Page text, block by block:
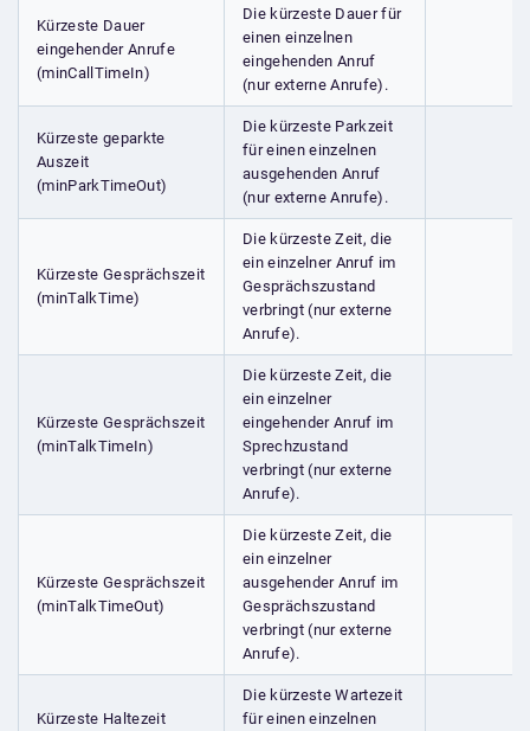
Kürzeste Dauer
eingehender Anrufe
(minCallTimeIn)
Die kürzeste Dauer für
einen einzelnen
eingehenden Anruf
(nur externe Anrufe).
Kürzeste geparkte
Auszeit
(minParkTimeOut)
Die kürzeste Parkzeit
für einen einzelnen
ausgehenden Anruf
(nur externe Anrufe).
Kürzeste Gesprächszeit
(minTalkTime)
Die kürzeste Zeit, die
ein einzelner Anruf im
Gesprächszustand
verbringt (nur externe
Anrufe).
Kürzeste Gesprächszeit
(minTalkTimeIn)
Die kürzeste Zeit, die
ein einzelner
eingehender Anruf im
Sprechzustand
verbringt (nur externe
Anrufe).
Kürzeste Gesprächszeit
(minTalkTimeOut)
Die kürzeste Zeit, die
ein einzelner
ausgehender Anruf im
Gesprächszustand
verbringt (nur externe
Anrufe).
Kürzeste Haltezeit
Die kürzeste Wartezeit
für einen einzelnen